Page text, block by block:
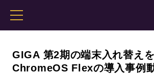
GIGA 第2期の端末入れ替え
ChromeOS Flexの導入事例